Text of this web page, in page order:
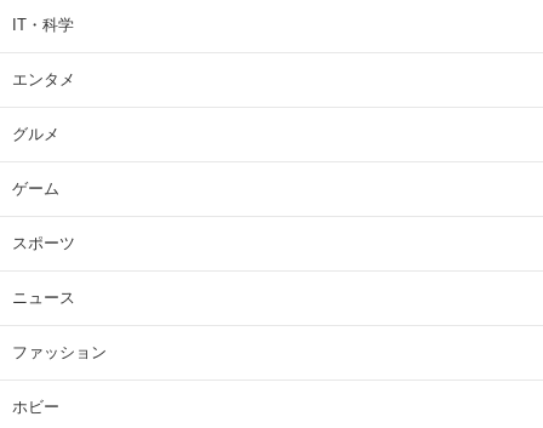
IT・科学
エンタメ
グルメ
ゲーム
スポーツ
ニュース
ファッション
ホビー